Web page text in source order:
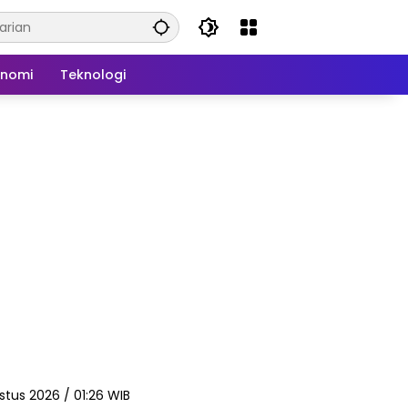
Teknologi
2026 / 01:26 WIB